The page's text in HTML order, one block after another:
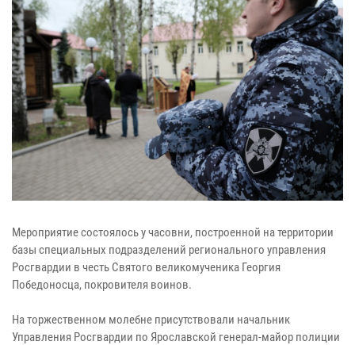
Мероприятие состоялось у часовни, построенной на территории
базы специальных подразделений регионального управления
Росгвардии в честь Святого великомученика Георгия
Победоносца, покровителя воинов.
На торжественном молебне присутствовали начальник
Управления Росгвардии по Ярославской генерал-майор полиции